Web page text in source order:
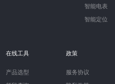
智能电表
智能定位
在线工具
产品选型
政策
服务协议